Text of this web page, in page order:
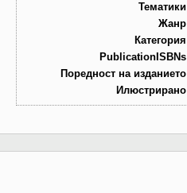
Тематики
Жанр
Категория
PublicationISBNs
Поредност на изданието
Илюстрирано